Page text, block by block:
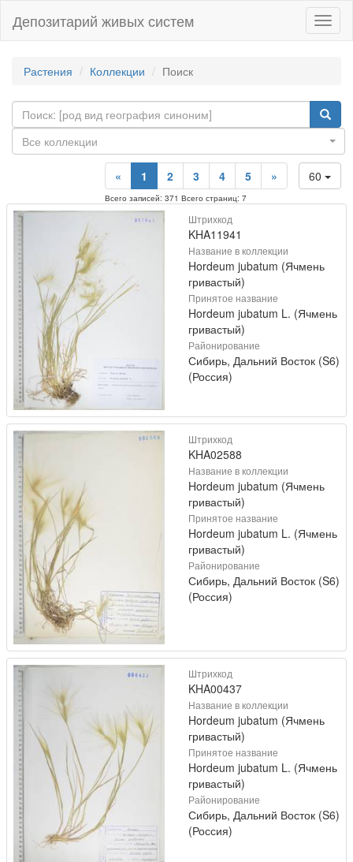
Депозитарий живых систем
Растения Коллекции Поиск
Все коллекции
60
« 1 2 3 4 5 »
Всего записей: 371 Всего страниц: 7
Штрихкод
KHA11941
Название в коллекции
Hordeum jubatum (Ячмень
гривастый)
Принятое название
Hordeum jubatum L. (Ячмень
гривастый)
Районирование
Сибирь, Дальний Восток (S6)
(Россия)
Штрихкод
KHA02588
Название в коллекции
Hordeum jubatum (Ячмень
гривастый)
Принятое название
Hordeum jubatum L. (Ячмень
гривастый)
Районирование
Сибирь, Дальний Восток (S6)
(Россия)
Штрихкод
KHA00437
Название в коллекции
Hordeum jubatum (Ячмень
гривастый)
Принятое название
Hordeum jubatum L. (Ячмень
гривастый)
Районирование
Сибирь, Дальний Восток (S6)
(Россия)